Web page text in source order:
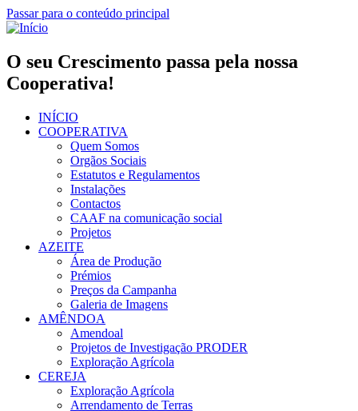
Passar para o conteúdo principal
O seu Crescimento passa pela nossa
Cooperativa!
INÍCIO
COOPERATIVA
Quem Somos
Orgãos Sociais
Estatutos e Regulamentos
Instalações
Contactos
CAAF na comunicação social
Projetos
AZEITE
Área de Produção
Prémios
Preços da Campanha
Galeria de Imagens
AMÊNDOA
Amendoal
Projetos de Investigação PRODER
Exploração Agrícola
CEREJA
Exploração Agrícola
Arrendamento de Terras